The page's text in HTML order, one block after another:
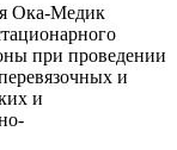
Ока-Медик
при проведении
и
и